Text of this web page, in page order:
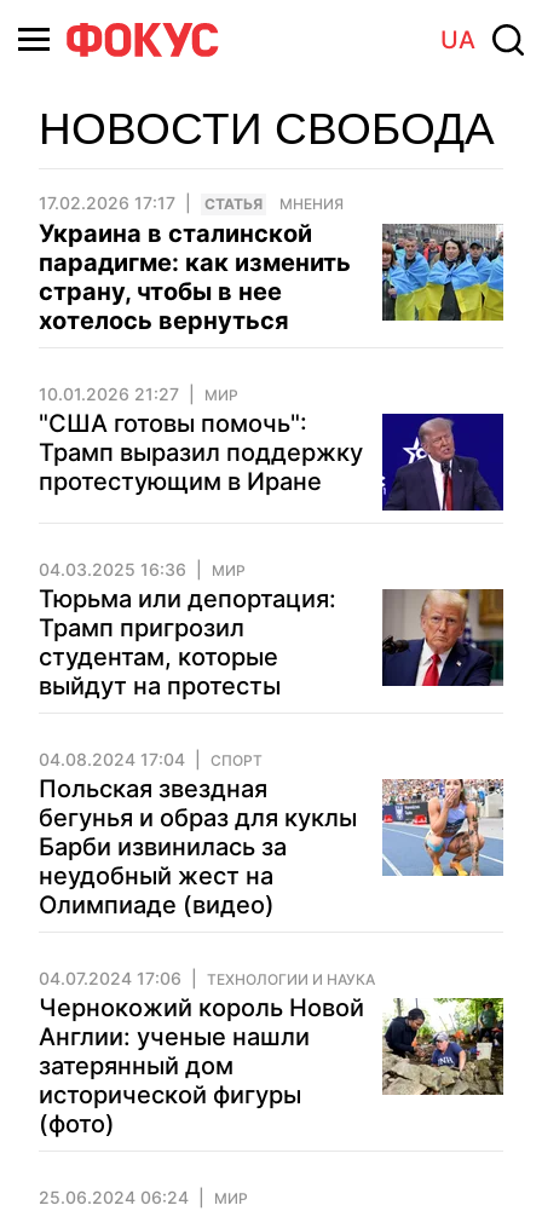
UA
НОВОСТИ СВОБОДА
17.02.2026 17:17 CТАТЬЯ МНЕНИЯ
Украина в сталинской
парадигме: как изменить
страну, чтобы в нее
хотелось вернуться
10.01.2026 21:27 МИР
"США готовы помочь":
Трамп выразил поддержку
протестующим в Иране
04.03.2025 16:36 МИР
Тюрьма или депортация:
Трамп пригрозил
студентам, которые
выйдут на протесты
04.08.2024 17:04 СПОРТ
Польская звездная
бегунья и образ для куклы
Барби извинилась за
неудобный жест на
Олимпиаде (видео)
04.07.2024 17:06 ТЕХНОЛОГИИ И НАУКА
Чернокожий король Новой
Англии: ученые нашли
затерянный дом
исторической фигуры
(фото)
25.06.2024 06:24 МИР